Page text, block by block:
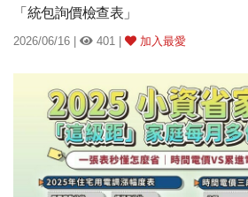
「統包詢價檢查表」
2026/06/16 | 401 | 加入最愛